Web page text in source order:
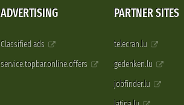
ADVERTISING
Classified ads
service.topbar.online.offers
PARTNER SITES
telecran.lu
gedenken.lu
jobfinder.lu